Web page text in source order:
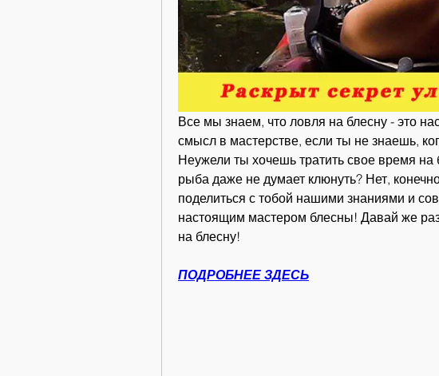
Все мы знаем, что ловля на блесну - это
смысл в мастерстве, если ты не знаешь,
Неужели ты хочешь тратить свое время на
рыба даже не думает клюнуть? Нет,
поделиться с тобой нашими знаниями и
настоящим мастером блесны! Давай же
на блесну!
ПОДРОБНЕЕ ЗДЕСЬ